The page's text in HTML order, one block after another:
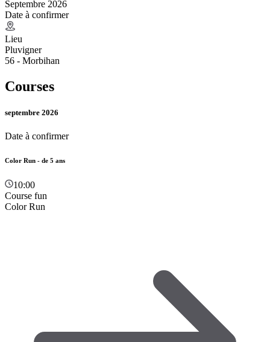
Septembre 2026
Date à confirmer
Lieu
Pluvigner
56 - Morbihan
Courses
septembre 2026
Date à confirmer
Color Run - de 5 ans
10:00
Course fun
Color Run